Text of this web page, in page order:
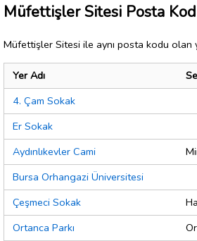
Müfettişler Sitesi Posta
Müfettişler Sitesi ile aynı posta kodu olan
Yer Adı
4. Çam Sokak
Er Sokak
Aydınlıkevler Cami
Bursa Orhangazi Üniversitesi
Çeşmeci Sokak
Ortanca Parkı